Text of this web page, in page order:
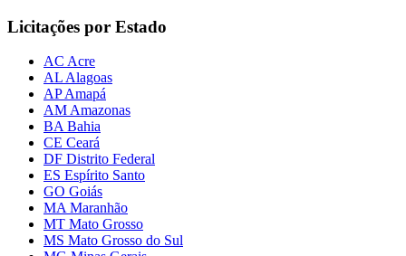
Licitações por Estado
AC Acre
AL Alagoas
AP Amapá
AM Amazonas
BA Bahia
CE Ceará
DF Distrito Federal
ES Espírito Santo
GO Goiás
MA Maranhão
MT Mato Grosso
MS Mato Grosso do Sul